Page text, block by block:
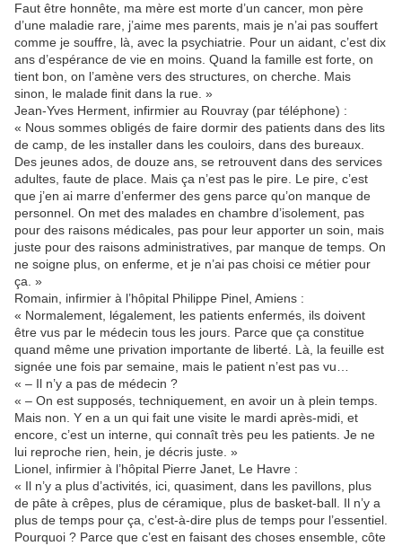
Faut être honnête, ma mère est morte d’un cancer, mon père
d’une maladie rare, j’aime mes parents, mais je n’ai pas souffert
comme je souffre, là, avec la psychiatrie. Pour un aidant, c’est dix
ans d’espérance de vie en moins. Quand la famille est forte, on
tient bon, on l’amène vers des structures, on cherche. Mais
sinon, le malade finit dans la rue. »
Jean-Yves Herment, infirmier au Rouvray (par téléphone) :
« Nous sommes obligés de faire dormir des patients dans des lits
de camp, de les installer dans les couloirs, dans des bureaux.
Des jeunes ados, de douze ans, se retrouvent dans des services
adultes, faute de place. Mais ça n’est pas le pire. Le pire, c’est
que j’en ai marre d’enfermer des gens parce qu’on manque de
personnel. On met des malades en chambre d’isolement, pas
pour des raisons médicales, pas pour leur apporter un soin, mais
juste pour des raisons administratives, par manque de temps. On
ne soigne plus, on enferme, et je n’ai pas choisi ce métier pour
ça. »
Romain, infirmier à l’hôpital Philippe Pinel, Amiens :
« Normalement, légalement, les patients enfermés, ils doivent
être vus par le médecin tous les jours. Parce que ça constitue
quand même une privation importante de liberté. Là, la feuille est
signée une fois par semaine, mais le patient n’est pas vu…
« – Il n’y a pas de médecin ?
« – On est supposés, techniquement, en avoir un à plein temps.
Mais non. Y en a un qui fait une visite le mardi après-midi, et
encore, c’est un interne, qui connaît très peu les patients. Je ne
lui reproche rien, hein, je décris juste. »
Lionel, infirmier à l’hôpital Pierre Janet, Le Havre :
« Il n’y a plus d’activités, ici, quasiment, dans les pavillons, plus
de pâte à crêpes, plus de céramique, plus de basket-ball. Il n’y a
plus de temps pour ça, c’est-à-dire plus de temps pour l’essentiel.
Pourquoi ? Parce que c’est en faisant des choses ensemble, côte